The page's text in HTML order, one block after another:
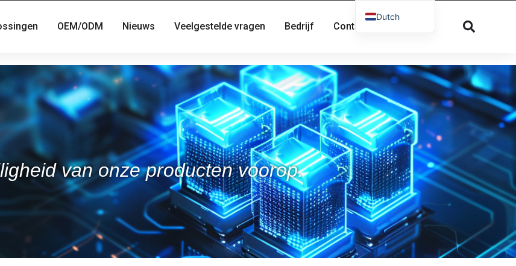
OEM/ODM Nieuws Veelgestelde vragen Bedrijf Contact
van onze producten voorop.
Dutch
Russian
Spanish
German
Greek
Danish
Norwegian
Arabic
Italian